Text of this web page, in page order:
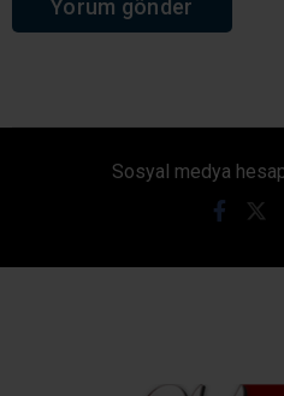
Sosyal medya